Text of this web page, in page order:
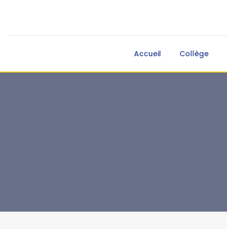
Accueil Collège